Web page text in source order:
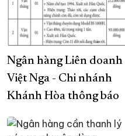
Ngân hàng Liên doanh
Việt Nga - Chi nhánh
Khánh Hòa thông báo